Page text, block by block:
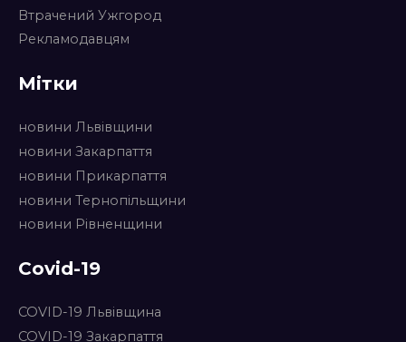
Втрачений Ужгород
Рекламодавцям
Мітки
новини Львівщини
новини Закарпаття
новини Прикарпаття
новини Тернопільщини
новини Рівненщини
Covid-19
COVID-19 Львівщина
COVID-19 Закарпаття